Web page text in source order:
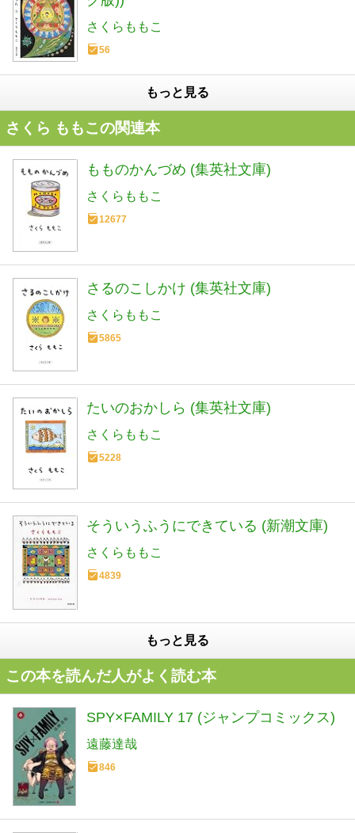
さくらももこ
56
もっと見る
さくら ももこの関連本
もものかんづめ (集英社文庫)
さくらももこ
12677
さるのこしかけ (集英社文庫)
さくらももこ
5865
たいのおかしら (集英社文庫)
さくらももこ
5228
そういうふうにできている (新潮文庫)
さくらももこ
4839
もっと見る
この本を読んだ人がよく読む本
SPY×FAMILY 17 (ジャンプコミックス)
遠藤達哉
846